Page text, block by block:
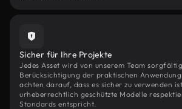
Sicher für Ihre Projekte
Jedes Asset wird von unserem Team
Berücksichtigung der praktischen
achten darauf, dass es sicher zu verwenden
urheberrechtlich geschützte Modelle
Standards entspricht.